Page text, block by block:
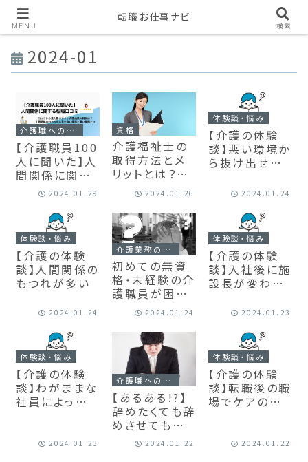
2024-01
介護職への転職・就職
【介護職員100
人に聞いた】人
間関係に関す
る転職口コミ
2024.01.29
資格
介護福祉士の
取得方法とメ
リットとは？介
護福祉士国家
試験について
2024.01.26
体験談・悩み
【介護の体験
談】悪い環境か
ら抜け出せた
2024.01.24
体験談・悩み
【介護の体験
談】人間関係の
もつれが多い
2024.01.24
介護業務の悩み
初めての無資
格・未経験の介
護職員が困る
専門用語・単語
一覧
2024.01.24
体験談・悩み
【介護の体験
談】入社後に施
設長が変わり
2024.01.23
体験談・悩み
【介護の体験
談】わがままな
社員によってシ
2024.01.23
介護職への転職・就職
【あるある!?】
辞めたくても辞
めさせてもらえ
ない介護施設
の対処法
2024.01.22
体験談・悩み
【介護の体験
談】転職後の職
場でケアのレ
2024.01.22
MENU
転職お仕事ナビ
検索